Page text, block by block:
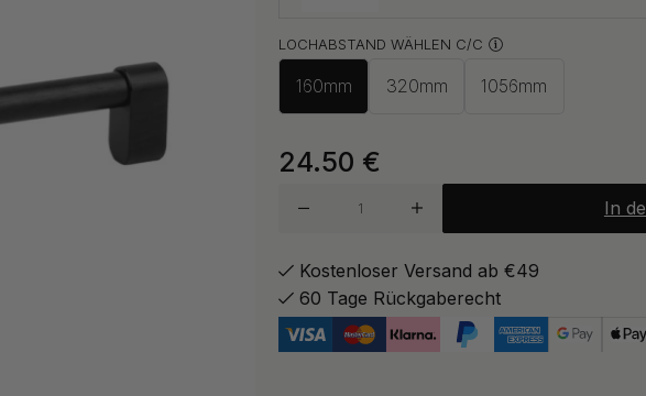
LOCHABSTAND WÄHLEN C/C
160mm 320mm 1056mm
24.50 €
In
Kostenloser Versand ab €49
60 Tage Rückgaberecht